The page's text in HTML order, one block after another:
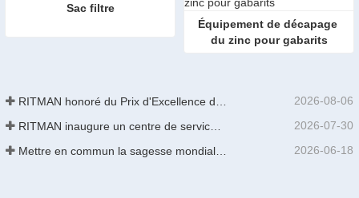
Sac filtre
Équipement de décapage
du zinc pour gabarits
2026-08-06
2026-07-30
Mettre en commun la sagesse mondiale pour stimuler la mise à niveau industrielle | La première formation internationale de GalvInfo Chine sur la technologie de galvanisation continue haut de gamme se conclut avec succès 2026-06-18